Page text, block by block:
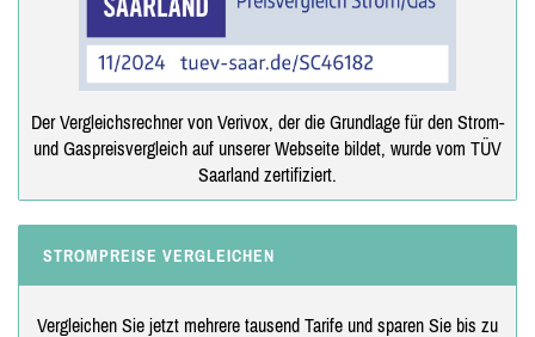
Der Vergleichsrechner von Verivox, der die Grundlage für den Strom-
und Gaspreisvergleich auf unserer Webseite bildet, wurde vom TÜV
Saarland zertifiziert.
STROMPREISE VERGLEICHEN
Vergleichen Sie jetzt mehrere tausend Tarife und sparen Sie bis zu